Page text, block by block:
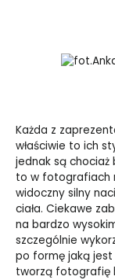
Każda z
właściwie to ich
jednak są chociaż
to w fotografiach
widoczny silny
ciała. Ciekawe
na bardzo
szczególnie
po formę jaką jest
tworzą fotografię